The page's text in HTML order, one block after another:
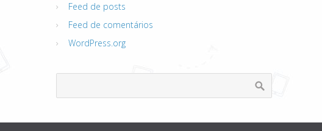
Feed de posts
Feed de comentários
WordPress.org